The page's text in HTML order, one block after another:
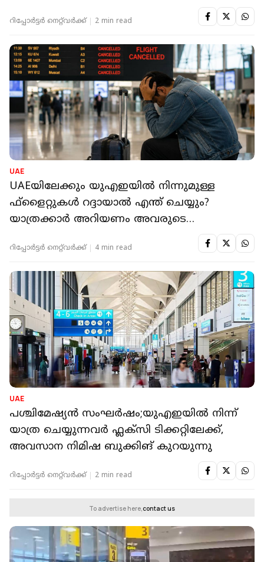
റിപ്പോർട്ടർ നെറ്റ്‌വര്‍ക്ക്‌ 2 min read
UAE
UAEയിലേക്കും യുഎഇയിൽ നിന്നുമുള്ള
ഫ്‌ളൈറ്റുകൾ റദ്ദായാൽ എന്ത് ചെയ്യും?
യാത്രക്കാർ അറിയണം അവരുടെ
റിപ്പോർട്ടർ നെറ്റ്‌വര്‍ക്ക്‌ 4 min read
UAE
പശ്ചിമേഷ്യൻ സംഘർഷം;യുഎഇയില്‍ നിന്ന്
യാത്ര ചെയ്യുന്നവർ ഫ്ലക്‌സി ടിക്കറ്റിലേക്ക്,
അവസാന നിമിഷ ബുക്കിങ് കുറയുന്നു
റിപ്പോർട്ടർ നെറ്റ്‌വര്‍ക്ക്‌ 2 min read
To advertise here,contact us